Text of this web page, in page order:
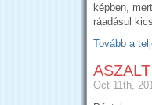
képben,
ráadásul
Tovább a
Oct 11th,